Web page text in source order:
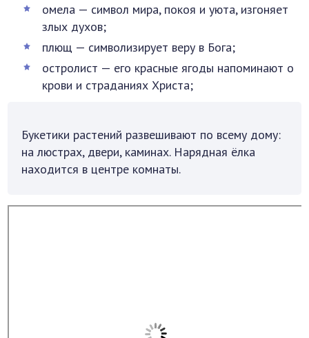
омела — символ мира, покоя и уюта, изгоняет
злых духов;
плющ — символизирует веру в Бога;
остролист — его красные ягоды напоминают о
крови и страданиях Христа;
Букетики растений развешивают по всему дому:
на люстрах, двери, каминах. Нарядная ёлка
находится в центре комнаты.